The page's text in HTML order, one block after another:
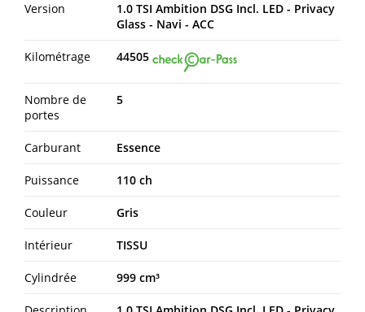
Version
1.0 TSI Ambition DSG Incl. LED - Privacy
Glass - Navi - ACC
Kilométrage 44505
Nombre de
portes
5
Carburant Essence
Puissance 110 ch
Couleur Gris
Intérieur TISSU
Cylindrée 999 cm³